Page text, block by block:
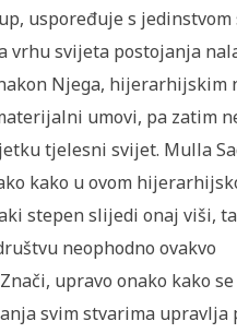
uspoređuje s
vrhu svijeta postojanja
Njega, hijerarhijskim
umovi, pa zatim
tjelesni svijet. Mulla
kako u ovom
stepen slijedi onaj viši,
neophodno ovakvo
upravo onako kako
svim stvarima upravlja